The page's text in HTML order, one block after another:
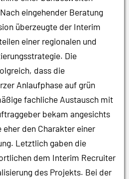
eingehender Beratung
überzeugte der Interim
einer regionalen und
Die
dass die
Anlaufphase auf grün
fachliche Austausch mit
bekam angesichts
den Charakter einer
Letztlich gaben die
dem Interim Recruiter
des Projekts. Bei der